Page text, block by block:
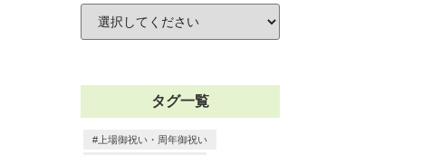
タグ一覧
上場御祝い・周年御祝い